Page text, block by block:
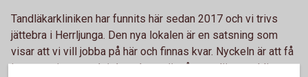
Tandläkarkliniken har funnits här sedan 2017 och vi trivs
jättebra i Herrljunga. Den nya lokalen är en satsning som
visar att vi vill jobba på här och finnas kvar. Nyckeln är att få
in nya patienter och i det arbetet är vårt nya läge verkligen